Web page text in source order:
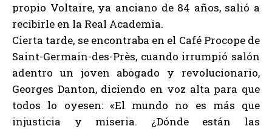
propio Voltaire, ya anciano de 84 años, salió a
recibirle en la Real Academia.
Cierta tarde, se encontraba en el Café Procope de
Saint-Germain-des-Près, cuando irrumpió salón
adentro un joven abogado y revolucionario,
Georges Danton, diciendo en voz alta para que
todos lo oyesen: «El mundo no es más que
injusticia y miseria. ¿Dónde están las